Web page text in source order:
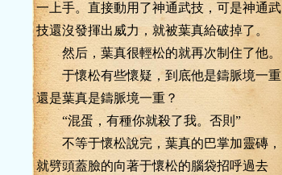
一上手。直接動用了神通武技，可是神通武
技還沒發揮出威力，就被葉真給破掉了。
然后，葉真很輕松的就再次制住了他。
于懷松有些懷疑，到底他是鑄脈境一重
還是葉真是鑄脈境一重？
“混蛋，有種你就殺了我。否則”
不等于懷松說完，葉真的巴掌加靈磚，
就劈頭蓋臉的向著于懷松的腦袋招呼過去